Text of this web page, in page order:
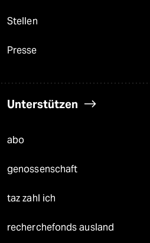
Stellen
Presse
Unterstützen
abo
genossenschaft
taz zahl ich
recherchefonds ausland